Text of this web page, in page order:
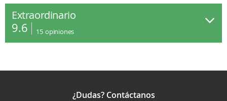
Extraordinario
9.6 15 opiniones
¿Dudas? Contáctanos